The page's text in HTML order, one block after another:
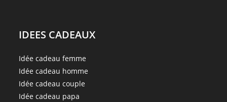
IDEES CADEAUX
Idée cadeau femme
Idée cadeau homme
Idée cadeau couple
Idée cadeau papa